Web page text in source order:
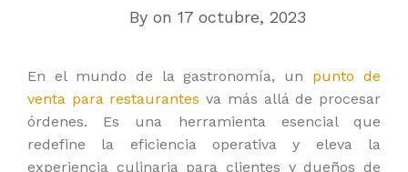
By on 17 octubre, 2023
En el mundo de la gastronomía, un punto de
venta para restaurantes va más allá de procesar
órdenes. Es una herramienta esencial que
redefine la eficiencia operativa y eleva la
experiencia culinaria para clientes y dueños de